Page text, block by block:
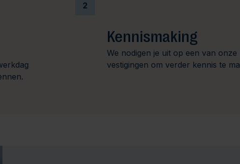
2
Kennismaking
We nodigen je uit op een van onze
vestigingen om verder kennis te